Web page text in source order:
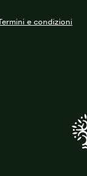
e condizioni